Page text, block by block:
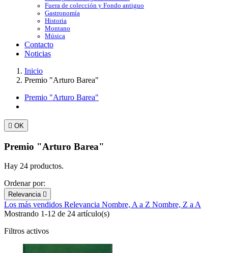
Fuera de colección y Fondo antiguo
Gastronomía
Historia
Montano
Música
Contacto
Noticias
Inicio
Premio "Arturo Barea"
Premio "Arturo Barea"
 OK
Premio "Arturo Barea"
Hay 24 productos.
Ordenar por:
Relevancia 
Los más vendidos Relevancia Nombre, A a Z Nombre, Z a A
Mostrando 1-12 de 24 artículo(s)
Filtros activos